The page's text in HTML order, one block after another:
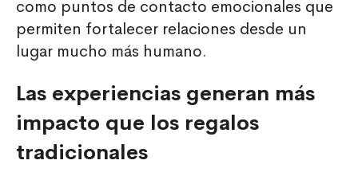
como puntos de contacto emocionales que
permiten fortalecer relaciones desde un
lugar mucho más humano.
Las experiencias generan más
impacto que los regalos
tradicionales